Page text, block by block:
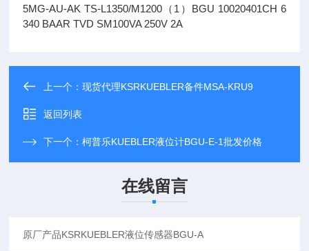
5MG-AU-AK TS-L1350/M1200（1）BGU 10020401CH 6
340 BAAR TVD SM100VA 250V 2A
上一个：现货代理KSRKUEBLER备件MSA-KRU9
返回列表
下一个：柯普乐KUEBLER液位计BGU-E-1批发价格
在线留言